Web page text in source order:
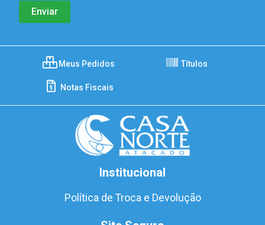
Meus Pedidos Títulos
Notas Fiscais
Institucional
Política de Troca e Devolução